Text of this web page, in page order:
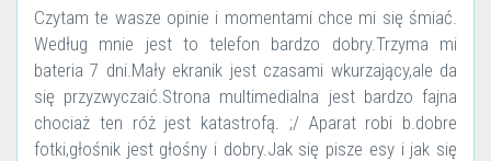
Czytam te wasze opinie i momentami chce mi się śmiać.
Według mnie jest to telefon bardzo dobry.Trzyma mi
bateria 7 dni.Mały ekranik jest czasami wkurzający,ale da
się przyzwyczaić.Strona multimedialna jest bardzo fajna
chociaż ten róż jest katastrofą. ;/ Aparat robi b.dobre
fotki,głośnik jest głośny i dobry.Jak się pisze esy i jak się